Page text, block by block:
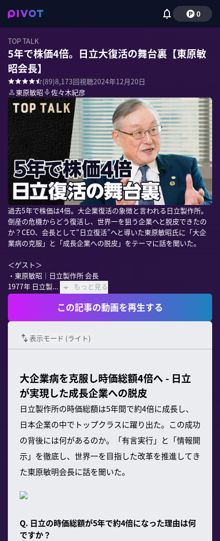
0
TOP TALK
5年で株価4倍。日立大復活の舞台裏【東原敏
昭会長】
(89)8,173回視聴2024年12月20日
東原敏昭
佐々木紀彦
過去5年で株価は4倍。大企業復活の象徴と言われる日立製作所。
倒産の危機からどう復活し、世界一を狙う企業へと脱皮できたの
か？CEO、会長として“日立復活”へと導いた東原敏昭氏に「大企
業病の克服」と「成長企業への脱皮」をテーマに話を聞いた。
＜ゲスト＞
・東原敏昭｜日立製作所 会長
1977年 日立製...
もっと見る
この記事の動画を再生する
表示モード (ライト)
大企業病を克服し時価総額4倍へ - 日立
が実現した成長企業への脱皮
日立製作所の時価総額は5年間で約4倍に成長し、
日本企業の中でトップクラスに躍り出た。この成功
の背後には何があるのか。「有言実行」と「情報開
示」を徹底し、世界一を目指した改革を推進してき
た東原敏明会長に話を聞いた。
Q. 日立の時価総額が5年で約4倍になった理由は何
ですか？